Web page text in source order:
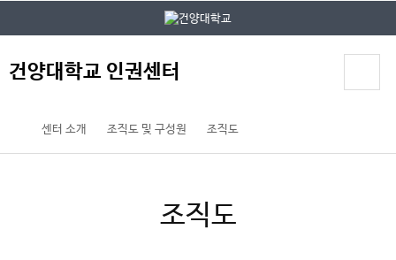
건양대학교 인권센터
센터 소개 조직도 및 구성원 조직도
조직도